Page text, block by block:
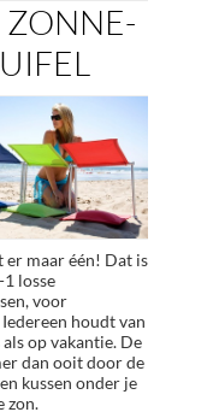
ZONNE-
er maar één! Dat is
1 losse
voor
houdt van
op vakantie. De
dan ooit door de
kussen onder je
zon.